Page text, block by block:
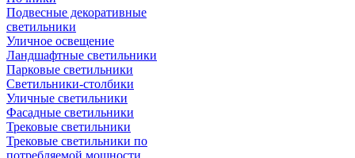
Подвесные декоративные
светильники
Уличное освещение
Ландшафтные светильники
Парковые светильники
Светильники-столбики
Уличные светильники
Фасадные светильники
Трековые светильники
Трековые светильники по
потребляемой мощности